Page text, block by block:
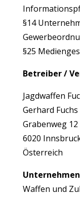
§14
§25
Betreiber /
Jagdwaffen
Gerhard Fuchs
Grabenweg 12
6020
Österreich
Waffen und